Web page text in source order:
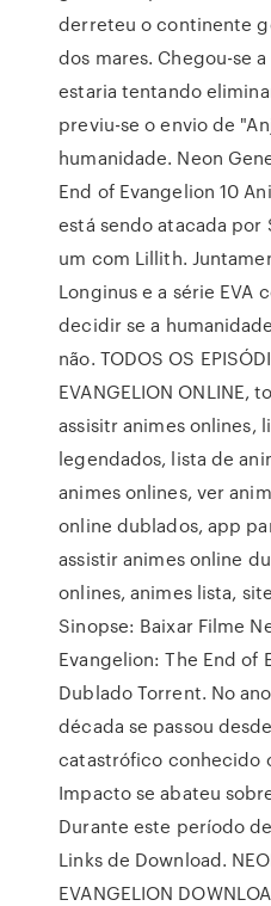
derreteu o continente
dos mares. Chegou-se
estaria tentando
previu-se o envio de
humanidade. Neon
End of Evangelion 10
está sendo atacada por
um com Lillith.
Longinus e a série EVA
decidir se a
não. TODOS OS
EVANGELION ONLINE,
assisitr animes onlines,
legendados, lista de
animes onlines, ver
online dublados, app
assistir animes online
onlines, animes lista,
Sinopse: Baixar Filme
Evangelion: The End of
Dublado Torrent. No
década se passou
catastrófico conhecido
Impacto se abateu
Durante este período
Links de Download.
EVANGELION